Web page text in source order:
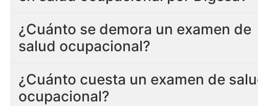
¿Cuánto se demora un examen de
salud ocupacional?
¿Cuánto cuesta un examen de
ocupacional?